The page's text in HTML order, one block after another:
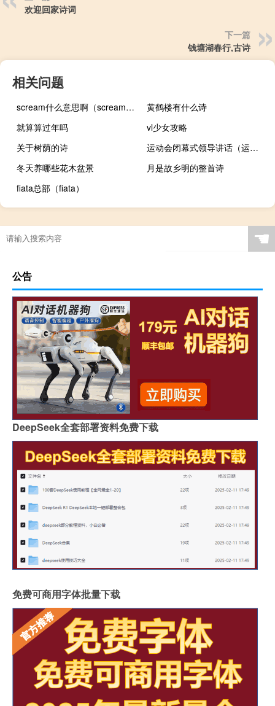
欢迎回家诗词
下一篇
钱塘湖春行,古诗
相关问题
scream什么意思啊（scream什么意思）
黄鹤楼有什么诗
就算算过年吗
vl少女攻略
关于树荫的诗
运动会闭幕式领导讲话（运动会闭幕式领导讲话稿）
冬天养哪些花木盆景
月是故乡明的整首诗
fiata总部（fiata）
☚
公告
DeepSeek全套部署资料免费下载
免费可商用字体批量下载